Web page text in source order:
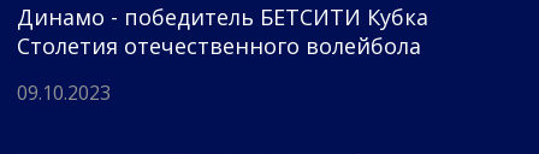
Динамо - победитель БЕТСИТИ Кубка
Столетия отечественного волейбола
09.10.2023